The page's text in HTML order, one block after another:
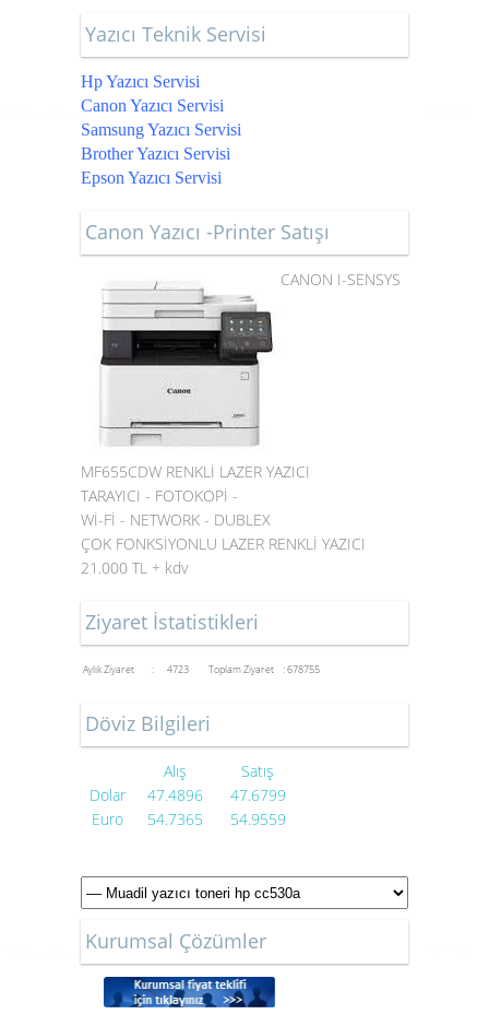
Yazıcı Teknik Servisi
Hp Yazıcı Servisi
Canon Yazıcı Servisi
Samsung Yazıcı Servisi
Brother Yazıcı Servisi
Epson Yazıcı Servisi
Canon Yazıcı -Printer Satışı
CANON I-SENSYS
MF655CDW RENKLİ LAZER YAZICI
TARAYICI - FOTOKOPİ -
Wİ-Fİ - NETWORK - DUBLEX
ÇOK FONKSİYONLU LAZER RENKLİ YAZICI
21.000 TL + kdv
Ziyaret İstatistikleri
Aylık Ziyaret : 4723 Toplam Ziyaret : 678755
Döviz Bilgileri
Alış
Satış
Dolar
47.4896
47.6799
Euro
54.7365 54.9559
Kurumsal Çözümler